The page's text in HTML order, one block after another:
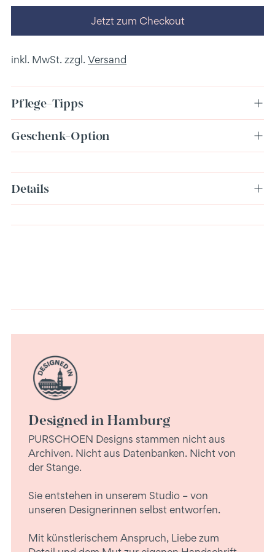
Jetzt zum Checkout
inkl. MwSt. zzgl. Versand
Pflege-Tipps
Geschenk-Option
in
den
Details
Designed in Hamburg
PURSCHOEN Designs stammen nicht aus
Archiven. Nicht aus Datenbanken. Nicht von
der Stange.
Sie entstehen in unserem Studio – von
unseren Designerinnen selbst entworfen.
Mit künstlerischem Anspruch, Liebe zum